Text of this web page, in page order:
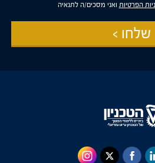
הפרטיות ואני מסכים/ה לתנאיה
שלחו >